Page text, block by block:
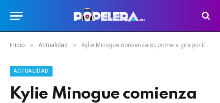
Inicio » Actualidad » Kylie Minogue comienza su primera gira por Estados Unidos
ACTUALIDAD
Kylie Minogue comienza